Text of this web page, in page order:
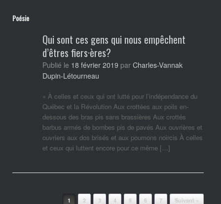
Poésie
Qui sont ces gens qui nous empêchent
d’êtres fiers·ères?
Publié le 18 février 2019 par Charles-Vannak
Dupin-Létourneau
« À celles et ceux qui ont lutté pour l’indépendance du
Québec et la Révolution Aux crottées aux poils en-
dessous des bras pis sans brassières Aux crottés
barbus armés de bombes pis de pavés Aux ouvrières et
ouvriers aux dos brisés et aux poumons noircis À celles
et ceux qui luttent encore pour ce même […]
1 2 3 4 5 6 7 Suivant »